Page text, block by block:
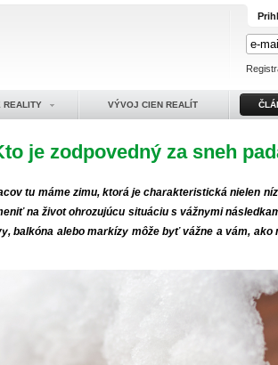
REALITY VÝVOJ CIEN REALÍT
je zodpovedný za sneh
tu máme zimu, ktorá je charakteristická nielen
na život ohrozujúcu situáciu s vážnymi
balkóna alebo markízy môže byť vážne a vám,